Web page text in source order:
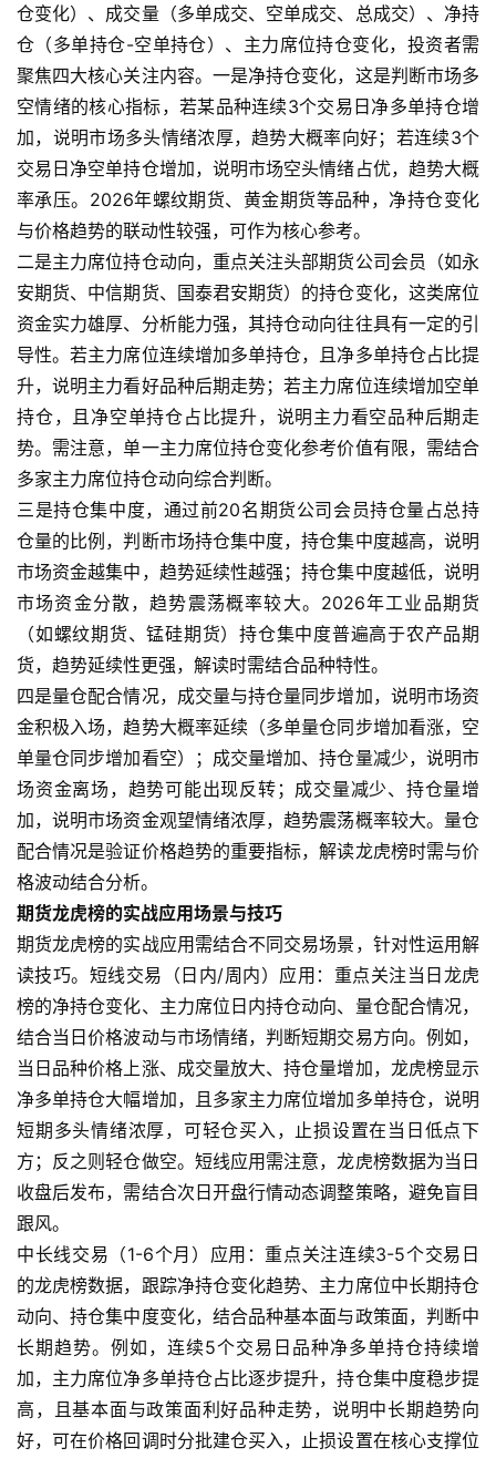
原
油
期
货
国
际
仓变化）、成交量（多单成交、空单成交、总成交）、净持
仓（多单持仓-空单持仓）、主力席位持仓变化，投资者需
聚焦四大核心关注内容。一是净持仓变化，这是判断市场多
空情绪的核心指标，若某品种连续3个交易日净多单持仓增
加，说明市场多头情绪浓厚，趋势大概率向好；若连续3个
交易日净空单持仓增加，说明市场空头情绪占优，趋势大概
率承压。2026年螺纹期货、黄金期货等品种，净持仓变化
与价格趋势的联动性较强，可作为核心参考。
二是主力席位持仓动向，重点关注头部期货公司会员（如永
安期货、中信期货、国泰君安期货）的持仓变化，这类席位
资金实力雄厚、分析能力强，其持仓动向往往具有一定的引
导性。若主力席位连续增加多单持仓，且净多单持仓占比提
升，说明主力看好品种后期走势；若主力席位连续增加空单
持仓，且净空单持仓占比提升，说明主力看空品种后期走
势。需注意，单一主力席位持仓变化参考价值有限，需结合
多家主力席位持仓动向综合判断。
三是持仓集中度，通过前20名期货公司会员持仓量占总持
仓量的比例，判断市场持仓集中度，持仓集中度越高，说明
市场资金越集中，趋势延续性越强；持仓集中度越低，说明
市场资金分散，趋势震荡概率较大。2026年工业品期货
（如螺纹期货、锰硅期货）持仓集中度普遍高于农产品期
货，趋势延续性更强，解读时需结合品种特性。
四是量仓配合情况，成交量与持仓量同步增加，说明市场资
金积极入场，趋势大概率延续（多单量仓同步增加看涨，空
单量仓同步增加看空）；成交量增加、持仓量减少，说明市
场资金离场，趋势可能出现反转；成交量减少、持仓量增
加，说明市场资金观望情绪浓厚，趋势震荡概率较大。量仓
配合情况是验证价格趋势的重要指标，解读龙虎榜时需与价
格波动结合分析。
期货龙虎榜的实战应用场景与技巧
期货龙虎榜的实战应用需结合不同交易场景，针对性运用解
读技巧。短线交易（日内/周内）应用：重点关注当日龙虎
榜的净持仓变化、主力席位日内持仓动向、量仓配合情况，
结合当日价格波动与市场情绪，判断短期交易方向。例如，
当日品种价格上涨、成交量放大、持仓量增加，龙虎榜显示
净多单持仓大幅增加，且多家主力席位增加多单持仓，说明
短期多头情绪浓厚，可轻仓买入，止损设置在当日低点下
方；反之则轻仓做空。短线应用需注意，龙虎榜数据为当日
收盘后发布，需结合次日开盘行情动态调整策略，避免盲目
跟风。
中长线交易（1-6个月）应用：重点关注连续3-5个交易日
的龙虎榜数据，跟踪净持仓变化趋势、主力席位中长期持仓
动向、持仓集中度变化，结合品种基本面与政策面，判断中
长期趋势。例如，连续5个交易日品种净多单持仓持续增
加，主力席位净多单持仓占比逐步提升，持仓集中度稳步提
高，且基本面与政策面利好品种走势，说明中长期趋势向
好，可在价格回调时分批建仓买入，止损设置在核心支撑位